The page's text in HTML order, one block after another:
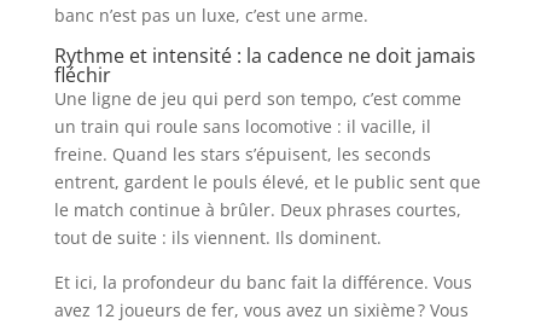
banc n’est pas un luxe, c’est une arme.
Rythme et intensité : la cadence ne doit jamais
fléchir
Une ligne de jeu qui perd son tempo, c’est comme
un train qui roule sans locomotive : il vacille, il
freine. Quand les stars s’épuisent, les seconds
entrent, gardent le pouls élevé, et le public sent que
le match continue à brûler. Deux phrases courtes,
tout de suite : ils viennent. Ils dominent.
Et ici, la profondeur du banc fait la différence. Vous
avez 12 joueurs de fer, vous avez un sixième ? Vous